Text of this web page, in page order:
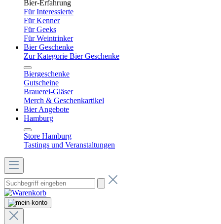
Bier-Erfahrung
Für Interessierte
Für Kenner
Für Geeks
Für Weintrinker
Bier Geschenke
Zur Kategorie Bier Geschenke
Biergeschenke
Gutscheine
Brauerei-Gläser
Merch & Geschenkartikel
Bier Angebote
Hamburg
Store Hamburg
Tastings und Veranstaltungen